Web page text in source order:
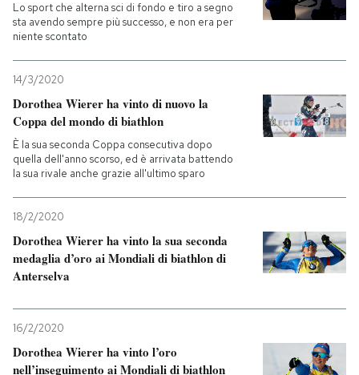
Lo sport che alterna sci di fondo e tiro a segno
sta avendo sempre più successo, e non era per
niente scontato
14/3/2020
Dorothea Wierer ha vinto di nuovo la
Coppa del mondo di biathlon
È la sua seconda Coppa consecutiva dopo
quella dell'anno scorso, ed è arrivata battendo
la sua rivale anche grazie all'ultimo sparo
18/2/2020
Dorothea Wierer ha vinto la sua seconda
medaglia d’oro ai Mondiali di biathlon di
Anterselva
16/2/2020
Dorothea Wierer ha vinto l’oro
nell’inseguimento ai Mondiali di biathlon